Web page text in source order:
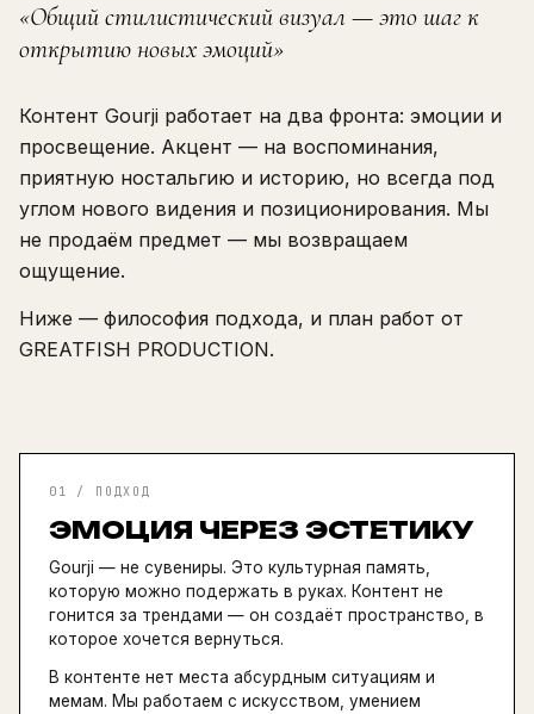
«Общий стилистический визуал — это шаг к
открытию новых эмоций»
Контент Gourji работает на два фронта: эмоции и
просвещение. Акцент — на воспоминания,
приятную ностальгию и историю, но всегда под
углом нового видения и позиционирования. Мы
не продаём предмет — мы возвращаем
ощущение.
Ниже — философия подхода, и план работ от
GREATFISH PRODUCTION.
01 / ПОДХОД
ЭМОЦИЯ ЧЕРЕЗ ЭСТЕТИКУ
Gourji — не сувениры. Это культурная память,
которую можно подержать в руках. Контент не
гонится за трендами — он создаёт пространство, в
которое хочется вернуться.
В контенте нет места абсурдным ситуациям и
мемам. Мы работаем с искусством, умением